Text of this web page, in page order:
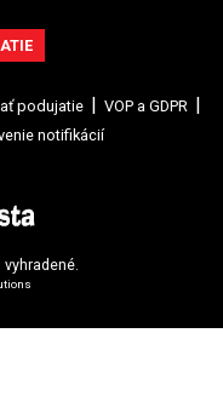
podujatie
VOP a GDPR
notifikácií